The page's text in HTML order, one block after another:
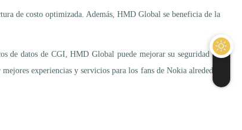
de costo optimizada. Además, HMD Global se beneficia de la
de datos de CGI, HMD Global puede mejorar su seguridad de
experiencias y servicios para los fans de Nokia alrededor